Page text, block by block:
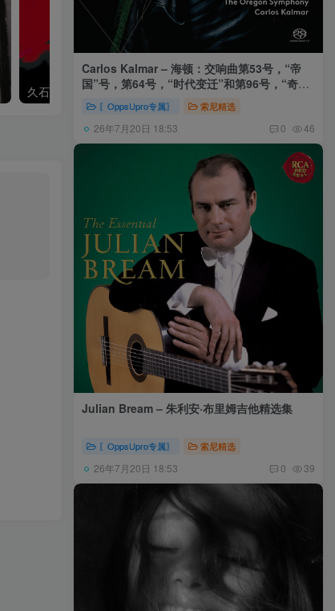
久石让,Music Future Band – 久石让指挥极简音乐 – 音乐未来 VI (2.8MHz DSD)
Carlos Kalmar – 海顿：交响曲第53号，“帝
国”号，第64号，“时代变迁”和第96号，“奇迹”
号 (俄勒冈交响乐团，卡尔玛)
〖OppsUpro专属〗 索尼精选
26年7月20日 18:53 0 46
Julian Bream – 朱利安·布里姆吉他精选集
〖OppsUpro专属〗 索尼精选
26年7月20日 18:53 0 39